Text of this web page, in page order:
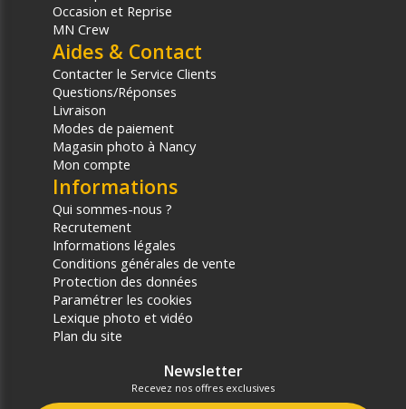
Occasion et Reprise
MN Crew
Aides & Contact
Contacter le Service Clients
Questions/Réponses
Livraison
Modes de paiement
Magasin photo à Nancy
Mon compte
Informations
Qui sommes-nous ?
Recrutement
Informations légales
Conditions générales de vente
Protection des données
Paramétrer les cookies
Lexique photo et vidéo
Plan du site
Newsletter
Recevez nos offres exclusives